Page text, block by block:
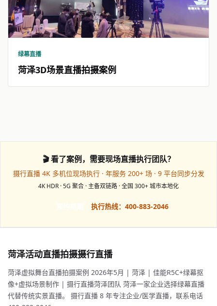
绿幕直播
菏泽3D场景直播拍摄案例
🎬 看了案例，需要现场直播执行团队？
摄行直播 4K 多机位现场执行 · 年服务 200+ 场 · 9 平台同步分发
4K HDR · 5G 聚合 · 主备双链路 · 全国 300+ 城市本地化
执行热线：400-883-2046
菏泽活动直播拍摄摄行直播
菏泽虚拟舞台直播拍摄案例 2026年5月 | 菏泽 | 佳能R5C+绿幕抠
像+虚拟场景制作 | 摄行直播菏泽团队 菏泽一家企业选择绿幕直播
代替传统实景直播。 摄行直播 8 年专注企业/医学直播，联系电话